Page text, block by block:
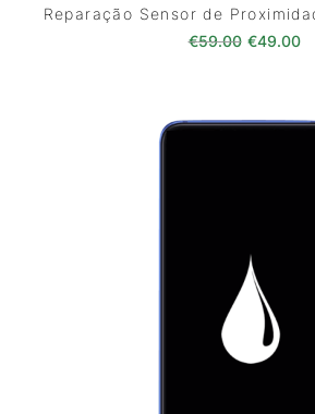
Reparação Sensor de
€59.00 O
€49.00